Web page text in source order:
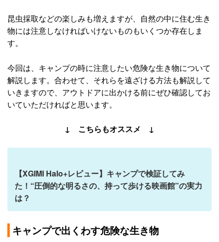
昆虫採取などの楽しみも増えますが、自然の中に住む生き
物には注意しなければいけないものもいくつか存在しま
す。
今回は、キャンプの時に注意したい危険な生き物について
解説します。合わせて、それらを遠ざける方法も解説して
いきますので、アウトドアに出かける前にぜひ確認してお
いていただければと思います。
↓ こちらもオススメ ↓
【XGIMI Halo+レビュー】キャンプで検証してみ
た！“圧倒的な明るさの、持って歩ける映画館”の実力
は？
キャンプで出くわす危険な生き物